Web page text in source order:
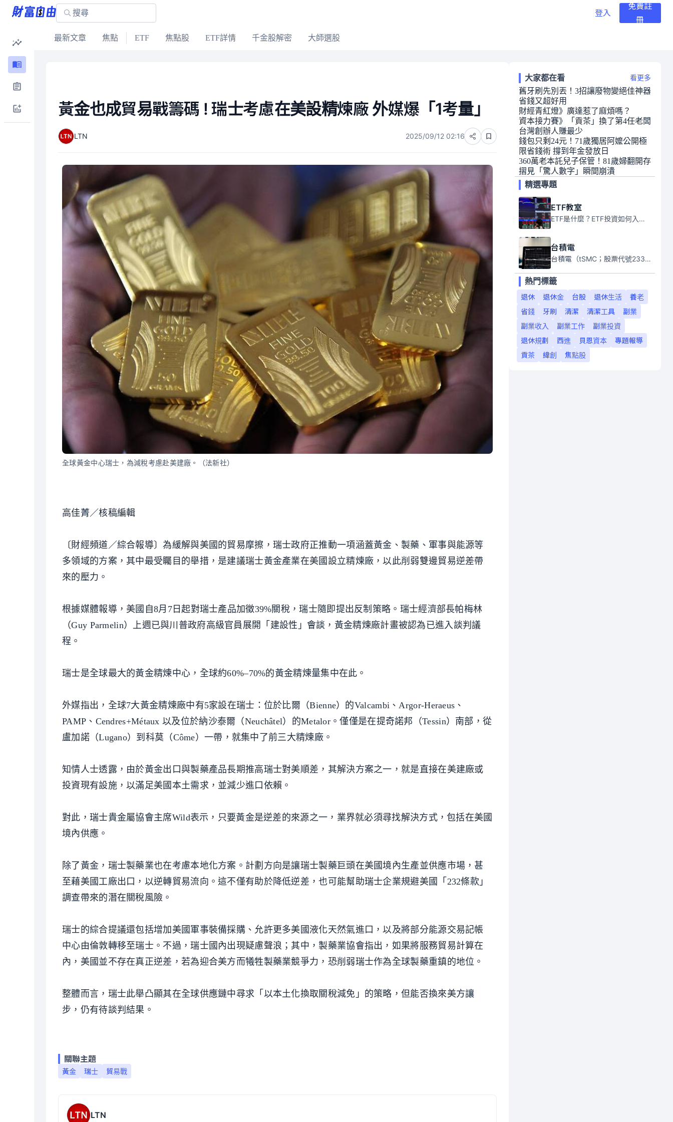
登入
免費註
冊
最新文章 焦點 ETF 焦點股 ETF詳情 千金股解密 大師選股
黃金也成貿易戰籌碼 ! 瑞士考慮在美設精煉廠 外媒爆「1考量」
LTN 2025/09/12 02:16
全球黃金中心瑞士，為減稅考慮赴美建廠。（法新社）
高佳菁／核稿編輯
〔財經頻道／綜合報導〕為緩解與美國的貿易摩擦，瑞士政府正推動一項涵蓋黃金、製藥、軍事與能源等
多領域的方案，其中最受矚目的舉措，是建議瑞士黃金產業在美國設立精煉廠，以此削弱雙邊貿易逆差帶
來的壓力。
根據媒體報導，美國自8月7日起對瑞士產品加徵39%關稅，瑞士隨即提出反制策略。瑞士經濟部長帕梅林
（Guy Parmelin）上週已與川普政府高級官員展開「建設性」會談，黃金精煉廠計畫被認為已進入談判議
程。
瑞士是全球最大的黃金精煉中心，全球約60%–70%的黃金精煉量集中在此。
外媒指出，全球7大黃金精煉廠中有5家設在瑞士：位於比爾（Bienne）的Valcambi、Argor-Heraeus、
PAMP、Cendres+Métaux 以及位於納沙泰爾（Neuchâtel）的Metalor。僅僅是在提奇諾邦（Tessin）南部，從
盧加諾（Lugano）到科莫（Côme）一帶，就集中了前三大精煉廠。
知情人士透露，由於黃金出口與製藥產品長期推高瑞士對美順差，其解決方案之一，就是直接在美建廠或
投資現有設施，以滿足美國本土需求，並減少進口依賴。
對此，瑞士貴金屬協會主席Wild表示，只要黃金是逆差的來源之一，業界就必須尋找解決方式，包括在美國
境內供應。
除了黃金，瑞士製藥業也在考慮本地化方案。計劃方向是讓瑞士製藥巨頭在美國境內生產並供應市場，甚
至藉美國工廠出口，以逆轉貿易流向。這不僅有助於降低逆差，也可能幫助瑞士企業規避美國「232條款」
調查帶來的潛在關稅風險。
瑞士的綜合提議還包括增加美國軍事裝備採購、允許更多美國液化天然氣進口，以及將部分能源交易記帳
中心由倫敦轉移至瑞士。不過，瑞士國內出現疑慮聲浪；其中，製藥業協會指出，如果將服務貿易計算在
內，美國並不存在真正逆差，若為迎合美方而犧牲製藥業競爭力，恐削弱瑞士作為全球製藥重鎮的地位。
整體而言，瑞士此舉凸顯其在全球供應鏈中尋求「以本土化換取關稅減免」的策略，但能否換來美方讓
步，仍有待談判結果。
關聯主題
黃金 瑞士 貿易戰
LTN
大家都在看 看更多
舊牙刷先別丟！3招讓廢物變絕佳神器
省錢又超好用
財經青紅燈》廣達惹了麻煩嗎？
資本接力賽》「貢茶」換了第4任老闆
台灣創辦人賺最少
錢包只剩24元！71歲獨居阿嬤公開極
限省錢術 撐到年金發放日
360萬老本託兒子保管！81歲婦翻開存
摺見「驚人數字」瞬間崩潰
精選專題
ETF教室
ETF是什麼？ETF投資如何入門？本系列專題文章將會告訴你新手必須知道的ETF基礎知識。
台積電
台積電（tSMC；股票代號2330）是全球領先的半導體代工公司，成立於1987年，總部位於台灣新竹。且已於美國、日本、德國及中國設廠，台積電是全球首家專業積體電路製造服務公司，也是全球最先進和最大規模的半導體代工廠。
熱門標籤
退休
退休金 台股 退休生活
養老
省錢
牙刷 清潔 清潔工具
副業
副業收入
副業工作
副業投資
退休規劃
西進 貝恩資本
專題報導
貢茶
緯創 焦點股